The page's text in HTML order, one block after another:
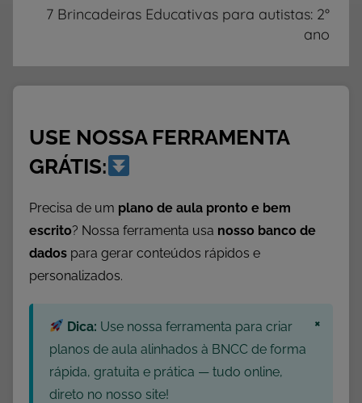
â
m
c
A
u
7 Brincadeiras Educativas para autistas: 2°
ano
USE NOSSA FERRAMENTA
GRÁTIS:
Precisa de um plano de aula pronto e bem
escrito? Nossa ferramenta usa nosso banco de
dados para gerar conteúdos rápidos e
personalizados.
Dica: Use nossa ferramenta para criar
planos de aula alinhados à BNCC de forma
rápida, gratuita e prática — tudo online,
direto no nosso site!
×